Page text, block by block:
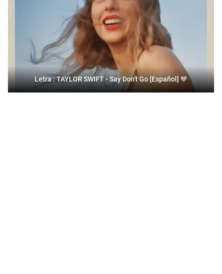
Letra : TAYLOR SWIFT - Say Don't Go [Español] 💙